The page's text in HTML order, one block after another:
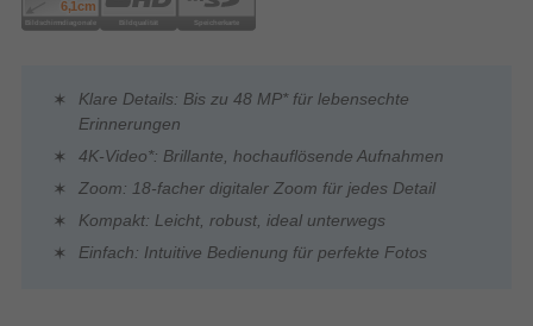
Klare Details: Bis zu 48 MP* für lebensechte
Erinnerungen
4K-Video*: Brillante, hochauflösende Aufnahmen
Zoom: 18-facher digitaler Zoom für jedes Detail
Kompakt: Leicht, robust, ideal unterwegs
Einfach: Intuitive Bedienung für perfekte Fotos